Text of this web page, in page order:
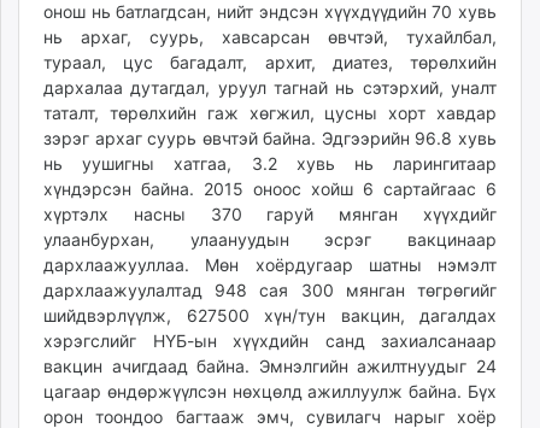
tumen.mn
shuum.mn
times.mn
tvmongolia.mn
mass.mn
unegui.mn
assa.mn
toim.mn
tac.mn
paparazzi.mn
unread.today
онош нь батлагдсан, нийт эндсэн хүүхдүүдийн 70 хувь
нь архаг, суурь, хавсарсан өвчтэй, тухайлбал,
тураал, цус багадалт, архит, диатез, төрөлхийн
дархалаа дутагдал, уруул тагнай нь сэтэрхий, уналт
таталт, төрөлхийн гаж хөгжил, цусны хорт хавдар
зэрэг архаг суурь өвчтэй байна. Эдгээрийн 96.8 хувь
нь уушигны хатгаа, 3.2 хувь нь ларингитаар
хүндэрсэн байна. 2015 оноос хойш 6 сартайгаас 6
хүртэлх насны 370 гаруй мянган хүүхдийг
улаанбурхан, улаануудын эсрэг вакцинаар
дархлаажууллаа. Мөн хоёрдугаар шатны нэмэлт
дархлаажуулалтад 948 сая 300 мянган төгрөгийг
шийдвэрлүүлж, 627500 хүн/тун вакцин, дагалдах
хэрэгслийг НҮБ-ын хүүхдийн санд захиалсанаар
вакцин ачигдаад байна. Эмнэлгийн ажилтнуудыг 24
цагаар өндөржүүлсэн нөхцөлд ажиллуулж байна. Бүх
орон тоондоо багтааж эмч, сувилагч нарыг хоёр